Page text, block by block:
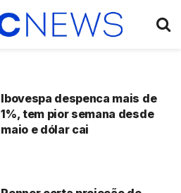
Ibovespa despenca mais de
1%, tem pior semana desde
maio e dólar cai